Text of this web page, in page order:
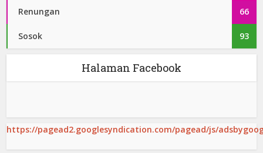
Renungan 66
Sosok 93
Halaman Facebook
https://pagead2.googlesyndication.com/pagead/js/